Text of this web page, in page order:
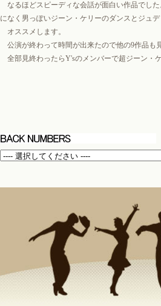
なるほどスピーディな会話が面白い作品でし
になく男っぽいジーン・ケリーのダンスとジュデ
オススメします。
公演が終わって時間が出来たので他の9作品も
全部見終わったらY'sのメンバーで超ジーン・